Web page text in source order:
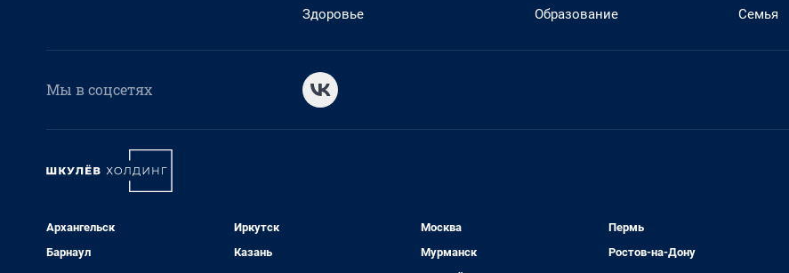
Здоровье
Образование
Семья
Мы в соцсетях
Архангельск
Барнаул
Иркутск
Казань
Москва
Мурманск
Пермь
Ростов-на-Дону